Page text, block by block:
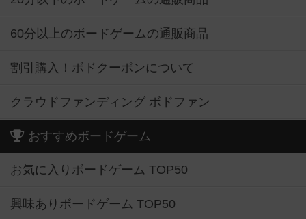
60分以上のボードゲームの通販商品
割引購入！ボドクーポンについて
クラウドファンディング ボドファン
おすすめボードゲーム
お気に入りボードゲーム TOP50
興味ありボードゲーム TOP50